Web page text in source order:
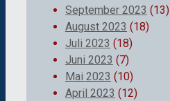
September 2023 (13)
August 2023 (18)
Juli 2023 (18)
Juni 2023 (7)
Mai 2023 (10)
April 2023 (12)